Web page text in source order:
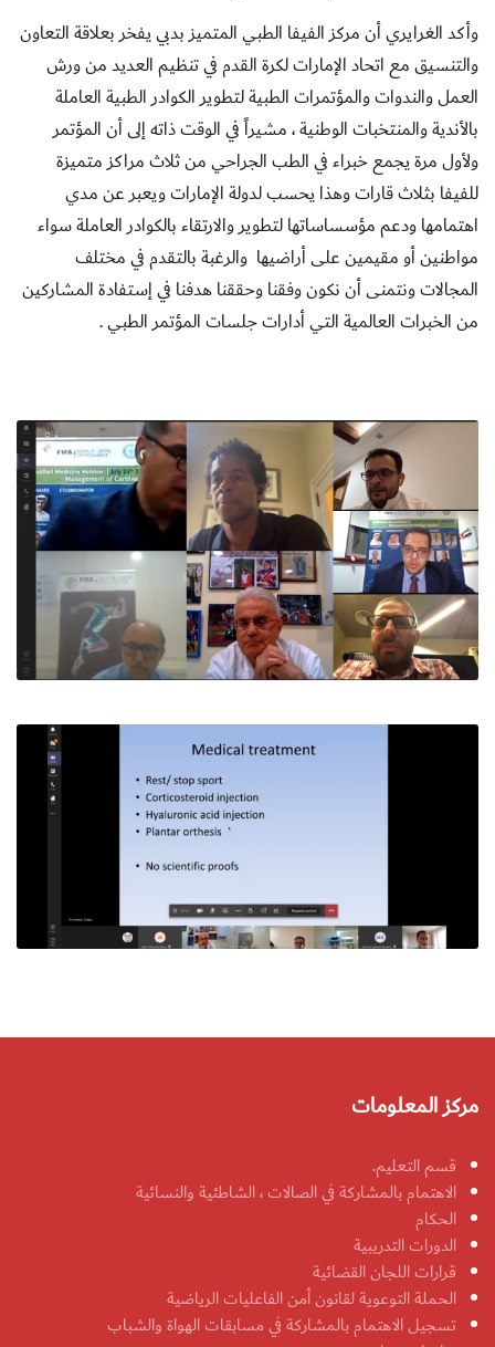
وأكد الغرايري أن مركز الفيفا الطبي المتميز بدبي يفخر بعلاقة التعاون
والتنسيق مع اتحاد الإمارات لكرة القدم في تنظيم العديد من ورش
العمل والندوات والمؤتمرات الطبية لتطوير الكوادر الطبية العاملة
بالأندية والمنتخبات الوطنية ، مشيراً في الوقت ذاته إلى أن المؤتمر
ولأول مرة يجمع خبراء في الطب الجراحي من ثلاث مراكز متميزة
للفيفا بثلاث قارات وهذا يحسب لدولة الإمارات ويعبر عن مدي
اهتمامها ودعم مؤسساساتها لتطوير والارتقاء بالكوادر العاملة سواء
مواطنين أو مقيمين على أراضيها والرغبة بالتقدم في مختلف
المجالات ونتمنى أن نكون وفقنا وحققنا هدفنا في إستفادة المشاركين
من الخبرات العالمية التي أدارات جلسات المؤتمر الطبي .
مركز المعلومات
قسم التعليم.
الاهتمام بالمشاركة في الصالات ، الشاطئية والنسائية
الحكام
الدورات التدريبية
قرارات اللجان القضائية
الحملة التوعوية لقانون أمن الفاعليات الرياضية
تسجيل الاهتمام بالمشاركة في مسابقات الهواة والشباب